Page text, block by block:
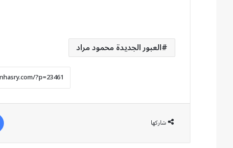
العبور الجديدة محمود مراد
شاركها